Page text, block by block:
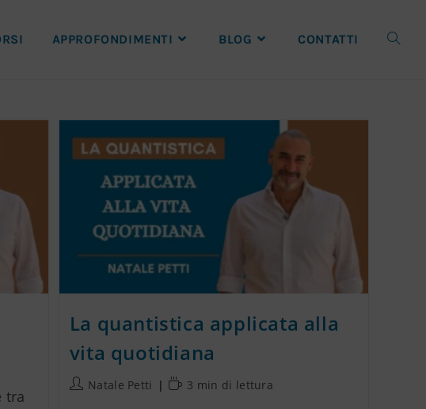
APPROFONDIMENTI BLOG CONTATTI
tra
La quantistica applicata alla
vita quotidiana
Natale Petti 3 min di lettura